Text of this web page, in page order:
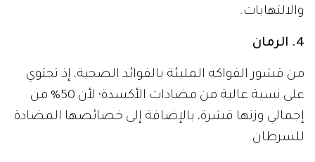
والالتهابات.
4. الرمان
من قشور الفواكه المليئة بالفوائد الصحية، إذ تحتوي
على نسبة عالية من مضادات الأكسدة؛ لأن 50% من
إجمالي وزنها قشرة، بالإضافة إلى خصائصها المضادة
للسرطان.